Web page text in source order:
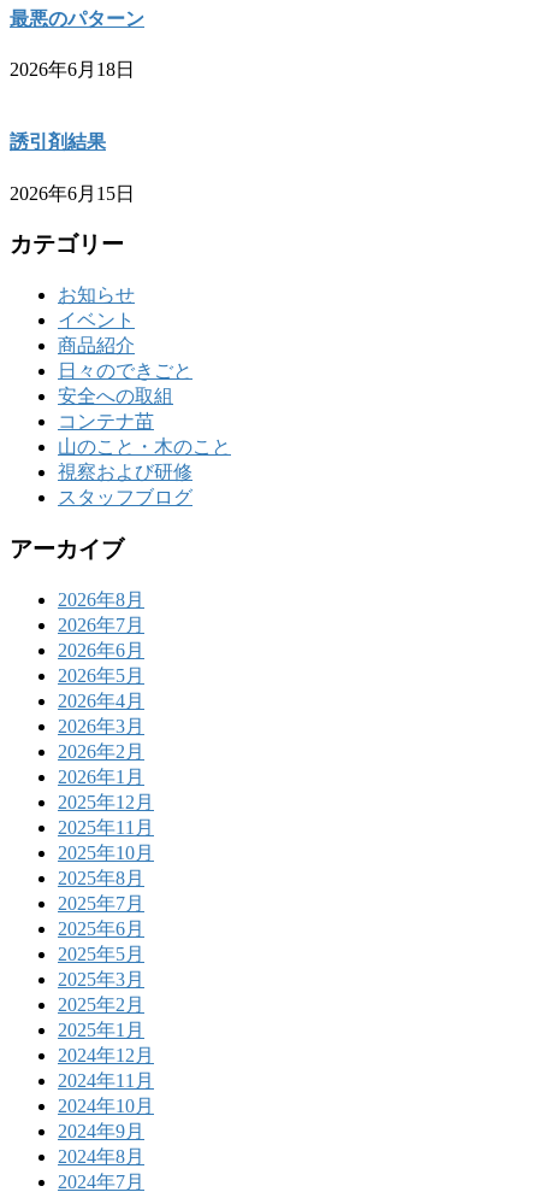
最悪のパターン
2026年6月18日
誘引剤結果
2026年6月15日
カテゴリー
お知らせ
イベント
商品紹介
日々のできごと
安全への取組
コンテナ苗
山のこと・木のこと
視察および研修
スタッフブログ
アーカイブ
2026年8月
2026年7月
2026年6月
2026年5月
2026年4月
2026年3月
2026年2月
2026年1月
2025年12月
2025年11月
2025年10月
2025年8月
2025年7月
2025年6月
2025年5月
2025年3月
2025年2月
2025年1月
2024年12月
2024年11月
2024年10月
2024年9月
2024年8月
2024年7月